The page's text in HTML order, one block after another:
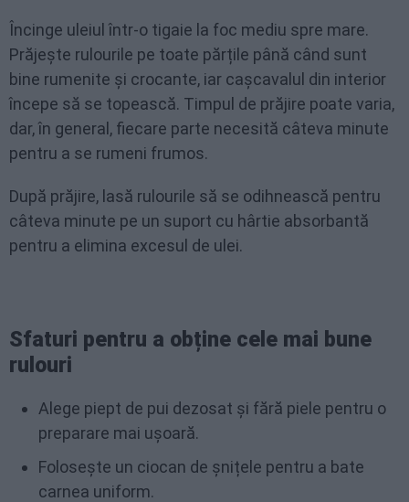
Încinge uleiul într-o tigaie la foc mediu spre mare.
Prăjește rulourile pe toate părțile până când sunt
bine rumenite și crocante, iar cașcavalul din interior
începe să se topească. Timpul de prăjire poate varia,
dar, în general, fiecare parte necesită câteva minute
pentru a se rumeni frumos.
După prăjire, lasă rulourile să se odihnească pentru
câteva minute pe un suport cu hârtie absorbantă
pentru a elimina excesul de ulei.
Sfaturi pentru a obține cele mai bune
rulouri
Alege piept de pui dezosat și fără piele pentru o
preparare mai ușoară.
Folosește un ciocan de șnițele pentru a bate
carnea uniform.